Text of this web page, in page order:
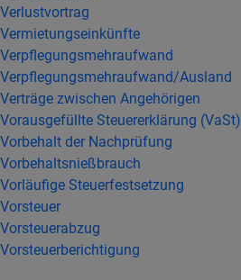
Verlustvortrag
Vermietungseinkünfte
Verpflegungsmehraufwand
Verpflegungsmehraufwand/Ausland
Verträge zwischen Angehörigen
Vorausgefüllte Steuererklärung (VaSt)
Vorbehalt der Nachprüfung
Vorbehaltsnießbrauch
Vorläufige Steuerfestsetzung
Vorsteuer
Vorsteuerabzug
Vorsteuerberichtigung